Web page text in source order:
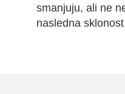
smanjuju, ali ne
nasledna